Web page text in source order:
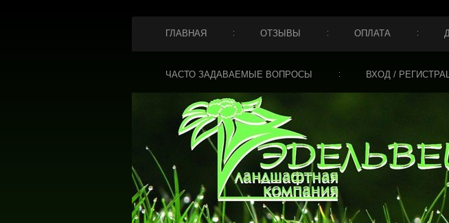
ГЛАВНАЯ ОТЗЫВЫ ОПЛАТА
ЧАСТО ЗАДАВАЕМЫЕ ВОПРОСЫ ВХОД /